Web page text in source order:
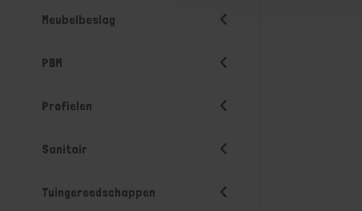
Meubelbeslag
PBM
Profielen
Sanitair
Tuingereedschappen